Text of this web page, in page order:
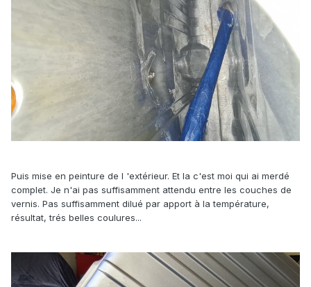
Puis mise en peinture de l 'extérieur. Et la c'est moi qui ai merdé
complet. Je n'ai pas suffisamment attendu entre les couches de
vernis. Pas suffisamment dilué par apport à la température,
résultat, trés belles coulures...